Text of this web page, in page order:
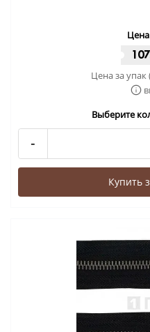
Цена за упак
Выберите
-
Купить